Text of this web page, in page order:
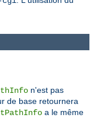
n'est pas
de base retournera
a le même